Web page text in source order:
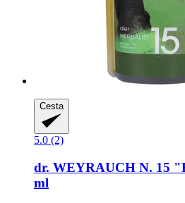
Cesta
5.0 (2)
dr. WEYRAUCH N. 15
ml